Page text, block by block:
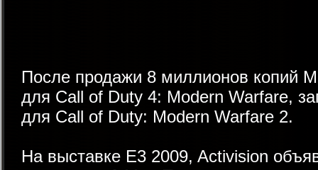
После продажи 8 миллионов копий
для Call of Duty 4: Modern Warfare,
для Call of Duty: Modern Warfare 2.
На выставке E3 2009, Activision